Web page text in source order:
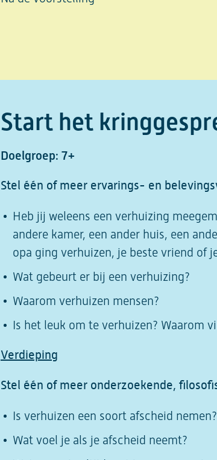
Start het
Doelgroep: 7+
Stel één of meer ervarings- en
Heb jij weleens een verhuizing
andere kamer, een ander huis, een
opa ging verhuizen, je beste vriend of
Wat gebeurt er bij een verhuizing?
Waarom verhuizen mensen?
Is het leuk om te verhuizen? Waarom
Verdieping
Stel één of meer onderzoekende,
Is verhuizen een soort afscheid
Wat voel je als je afscheid neemt?